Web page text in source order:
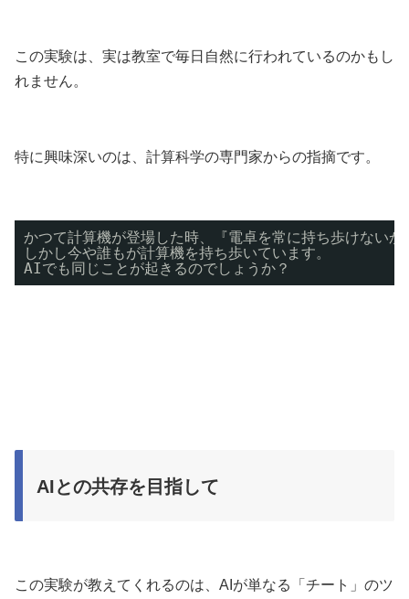
この実験は、実は教室で毎日自然に行われているのかもし
れません。
特に興味深いのは、計算科学の専門家からの指摘です。
かつて計算機が登場した時、『電卓を常に持ち歩けない
しかし今や誰もが計算機を持ち歩いています。
AIでも同じことが起きるのでしょうか？
AIとの共存を目指して
この実験が教えてくれるのは、AIが単なる「チート」のツ